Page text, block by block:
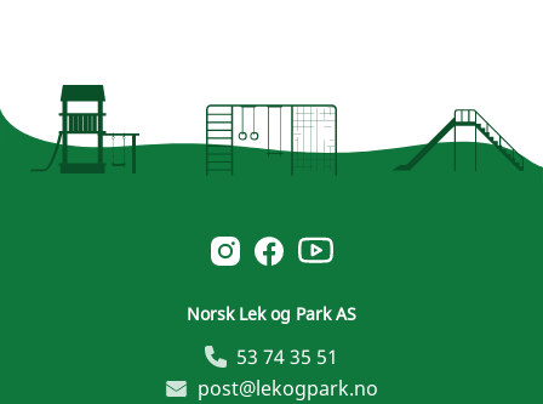
Norsk Leg & Park instagram
Norsk Leg & Park facebook
Norsk Leg & Park youtube
Norsk Lek og Park AS
53 74 35 51
post@lekogpark.no